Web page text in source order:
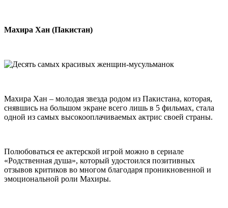
Махира Хан (Пакистан)
Махира Хан – молодая звезда родом из Пакистана, которая,
снявшись на большом экране всего лишь в 5 фильмах, стала
одной из самых высокооплачиваемых актрис своей страны.
Полюбоваться ее актерской игрой можно в сериале
«Родственная душа», который удостоился позитивных
отзывов критиков во многом благодаря проникновенной и
эмоциональной роли Махиры.